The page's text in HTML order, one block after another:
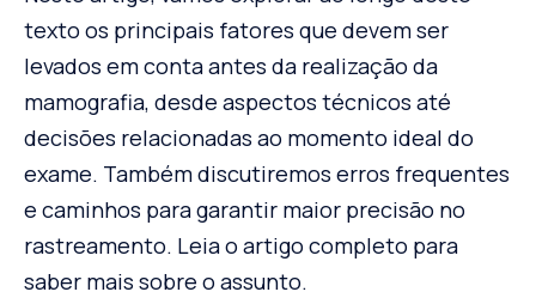
texto os principais fatores que devem ser
levados em conta antes da realização da
mamografia, desde aspectos técnicos até
decisões relacionadas ao momento ideal do
exame. Também discutiremos erros frequentes
e caminhos para garantir maior precisão no
rastreamento. Leia o artigo completo para
saber mais sobre o assunto.